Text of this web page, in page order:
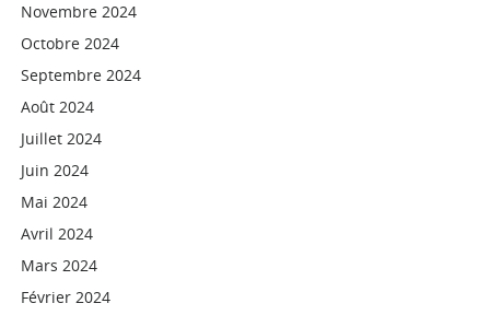
Novembre 2024
Octobre 2024
Septembre 2024
Août 2024
Juillet 2024
Juin 2024
Mai 2024
Avril 2024
Mars 2024
Février 2024